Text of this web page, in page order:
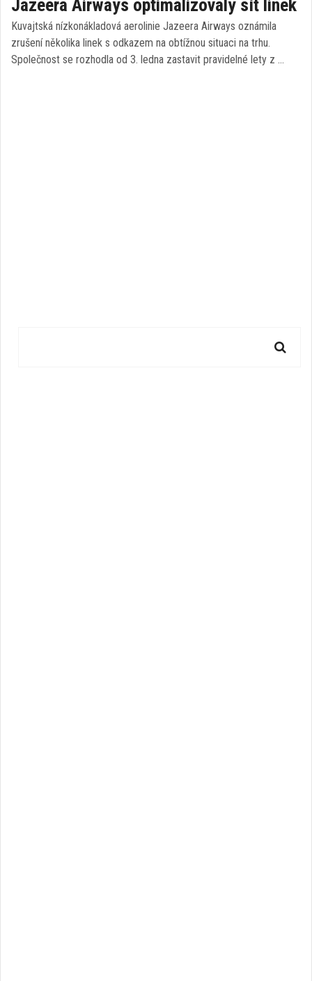
Jazeera Airways optimalizovaly síť linek
Kuvajtská nízkonákladová aerolinie Jazeera Airways oznámila
zrušení několika linek s odkazem na obtížnou situaci na trhu.
Společnost se rozhodla od 3. ledna zastavit pravidelné lety z …